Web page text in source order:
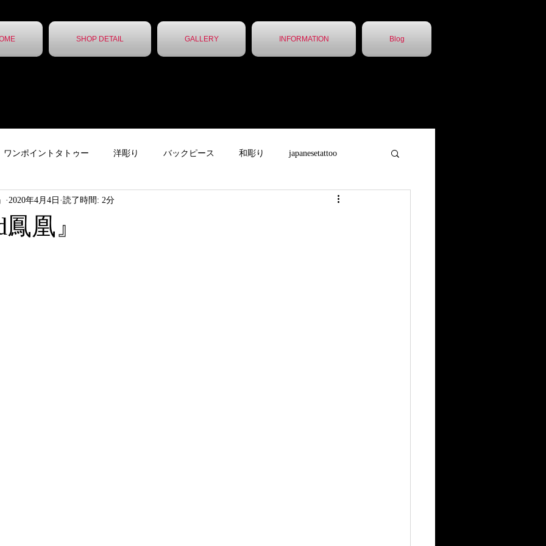
SHOP DETAIL GALLERY INFORMATION Blog
ワンポイントタトゥー 洋彫り バックピース 和彫り japanesetattoo
ー 下絵 チカーノタトゥー 胸割5分
鳳凰』
2020年4月4日 読了時間: 2分